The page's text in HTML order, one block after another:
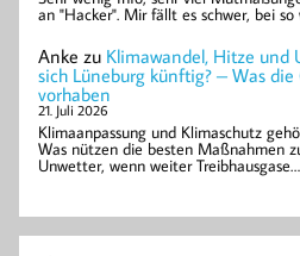
an "Hacker". Mir fällt es schwer, bei
Anke zu Klimawandel, Hitze und
sich Lüneburg künftig? – Was
vorhaben
21. Juli 2026
Klimaanpassung und Klimaschutz
Was nützen die besten Maßnahmen
Unwetter, wenn weiter Treibhausgase…